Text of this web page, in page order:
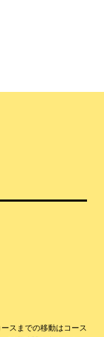
スまでの移動はコース